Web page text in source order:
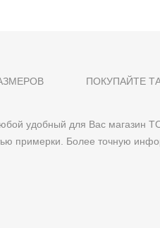
удобный для Вас магазин
примерки. Более точную
ПОКУПАЙТЕ